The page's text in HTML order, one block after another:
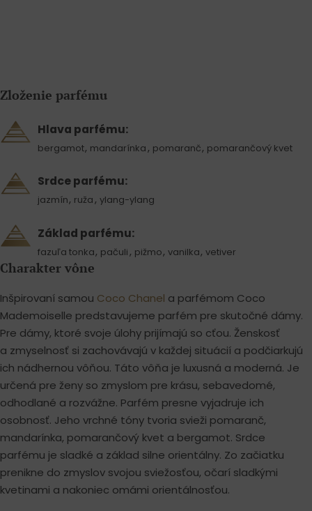
Zloženie parfému
Hlava parfému:
bergamot, mandarínka , pomaranč, pomarančový kvet
Srdce parfému:
jazmín, ruža, ylang-ylang
Základ parfému:
fazuľa tonka, pačuli, pižmo, vanilka, vetiver
Charakter vône
Inšpirovaní samou Coco Chanel a parfémom Coco
Mademoiselle predstavujeme parfém pre skutočné dámy.
Pre dámy, ktoré svoje úlohy prijímajú so cťou. Ženskosť
a zmyselnosť si zachovávajú v každej situácií a podčiarkujú
ich nádhernou vôňou. Táto vôňa je luxusná a moderná. Je
určená pre ženy so zmyslom pre krásu, sebavedomé,
odhodlané a rozvážne. Parfém presne vyjadruje ich
osobnosť. Jeho vrchné tóny tvoria svieži pomaranč,
mandarínka, pomarančový kvet a bergamot. Srdce
parfému je sladké a základ silne orientálny. Zo začiatku
prenikne do zmyslov svojou sviežosťou, očarí sladkými
kvetinami a nakoniec omámi orientálnosťou.